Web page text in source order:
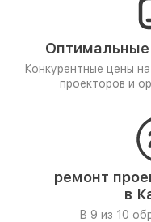
Конкурентные цены
проекторов и
ремонт
в
В 9 из 10